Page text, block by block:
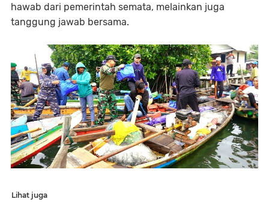
hawab dari pemerintah semata, melainkan juga
tanggung jawab bersama.
Lihat juga